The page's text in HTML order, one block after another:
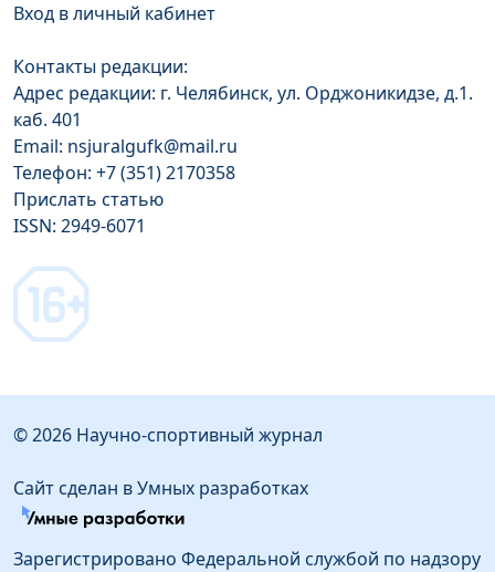
Вход в личный кабинет
Контакты редакции:
Адрес редакции: г. Челябинск, ул. Орджоникидзе, д.1.
каб. 401
Email: nsjuralgufk@mail.ru
Телефон: +7 (351) 2170358
Прислать статью
ISSN: 2949-6071
© 2026 Научно-спортивный журнал
Сайт сделан в Умных разработках
Зарегистрировано Федеральной службой по надзору